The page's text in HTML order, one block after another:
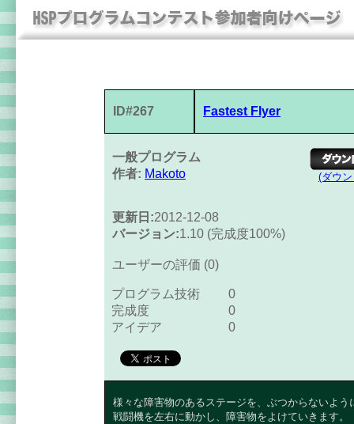
ID#267 Fastest Flyer
一般プログラム
作者: Makoto (ダウ
更新日:2012-12-08
バージョン:1.10 (完成度100%)
ユーザーの評価 (0)
プログラム技術
0
完成度
0
アイデア
0
様々な障害物のあるステージを、ぶつからないよ
戦闘機を左右に動かし、障害物をよけていきます。